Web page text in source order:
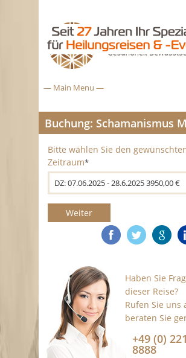
Buchung: Schamanismus
Bitte wählen Sie den
Zeitraum*
Weiter
Haben Sie
dieser Reise?
Rufen Sie uns
beraten Sie
+49 (0)
8888